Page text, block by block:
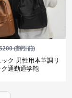
(割引前)
ク 男性用本革調リ
通勤通学鞄